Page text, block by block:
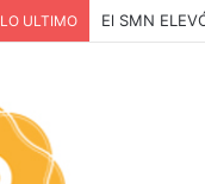
LO ULTIMO Los